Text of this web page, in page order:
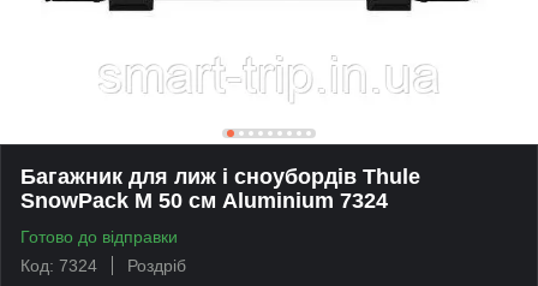
Багажник для лиж і сноубордів Thule
SnowPack M 50 см Aluminium 7324
Готово до відправки
Код: 7324
Роздріб